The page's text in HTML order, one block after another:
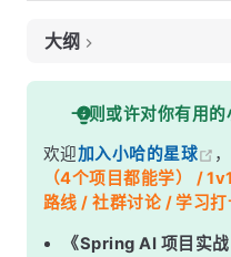
大纲
面试考察点
核心答案
深度解析
一、三者本质区别：你在
二、决策框架：什么时
一则或许对你有用的
欢迎加入小哈的星球
（4个项目都能学） /
路线 / 社群讨论 / 学习
《Spring AI 项目实